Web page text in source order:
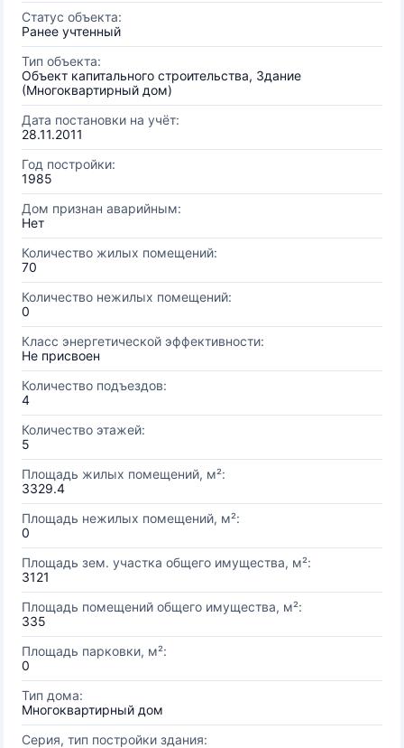
Статус объекта:
Ранее учтенный
Тип объекта:
Объект капитального строительства, Здание
(Многоквартирный дом)
Дата постановки на учёт:
28.11.2011
Год постройки:
1985
Дом признан аварийным:
Нет
Количество жилых помещений:
70
Количество нежилых помещений:
0
Класс энергетической эффективности:
Не присвоен
Количество подъездов:
4
Количество этажей:
5
Площадь жилых помещений, м²:
3329.4
Площадь нежилых помещений, м²:
0
Площадь зем. участка общего имущества, м²:
3121
Площадь помещений общего имущества, м²:
335
Площадь парковки, м²:
0
Тип дома:
Многоквартирный дом
Серия, тип постройки здания: